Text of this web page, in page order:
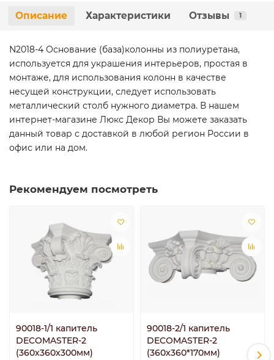
Описание Характеристики Отзывы 1
N2018-4 Основание (база)колонны из полиуретана,
используется для украшения интерьеров, простая в
монтаже, для использования колонн в качестве
несущей конструкции, следует использовать
металлический столб нужного диаметра. В нашем
интернет-магазине Люкс Декор Вы можете заказать
данный товар с доставкой в любой регион России в
офис или на дом.
Рекомендуем посмотреть
90018-1/1 капитель
DECOMASTER-2
(360х360х300мм)
90018-2/1 капитель
DECOMASTER-2
(360х360*170мм)